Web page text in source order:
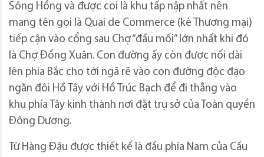
Sông Hồng và được coi là khu tấp nập nhất nên
mang tên gọi là Quai de Commerce (kè Thương mại)
tiếp cận vào cổng sau Chợ “đầu mối” lớn nhất khi đó
là Chợ Đồng Xuân. Con đường ấy còn được nối dài
lên phía Bắc cho tới ngã rẽ vào con đường độc đạo
ngăn đôi Hồ Tây với Hồ Trúc Bạch để đi thẳng vào
khu phía Tây kinh thành nơi đặt trụ sở của Toàn quyền
Đông Dương.
Từ Hàng Đậu được thiết kế là đầu phía Nam của Cầu